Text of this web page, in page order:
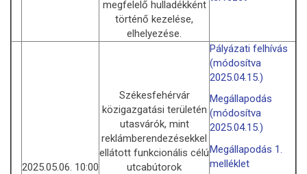
megfelelő hulladékként
történő kezelése,
elhelyezése.
2025.05.06. 10:00
Székesfehérvár
közigazgatási területén
utasvárók, mint
reklámberendezésekkel
ellátott funkcionális célú
utcabútorok
Pályázati felhívás
(módosítva
2025.04.15.)
Megállapodás
(módosítva
2025.04.15.)
Megállapodás 1.
melléklet